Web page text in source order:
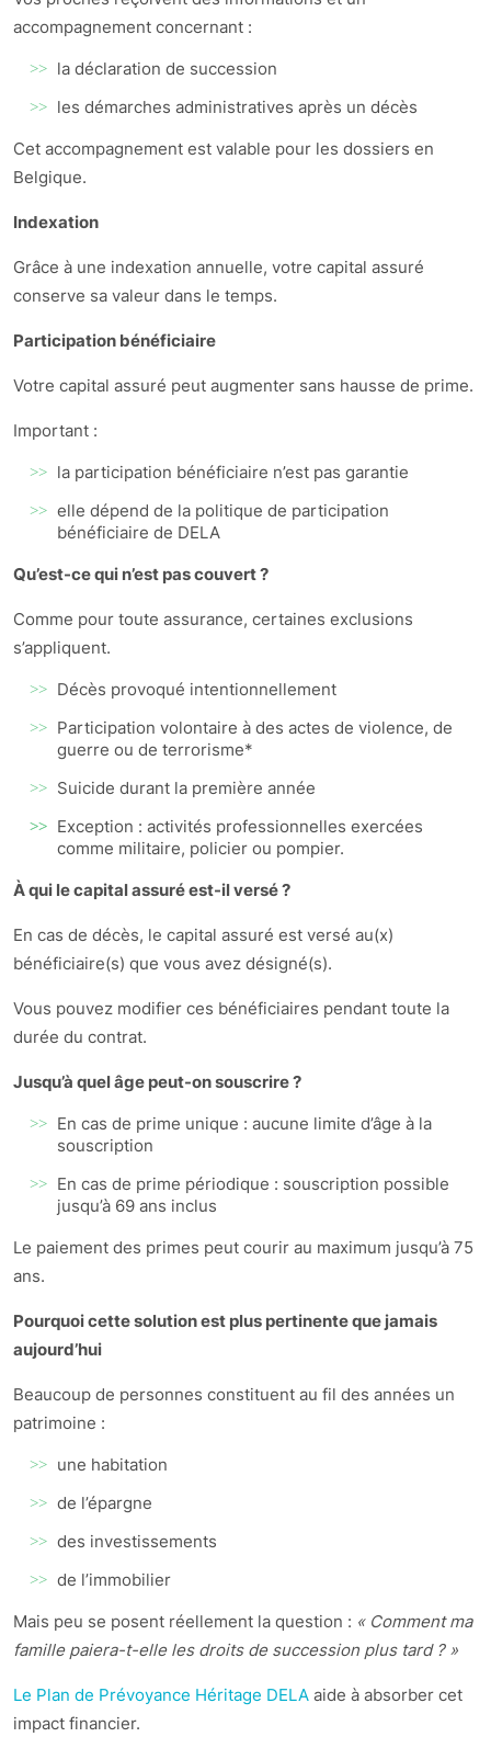
accompagnement concernant :
la déclaration de succession
les démarches administratives après un décès
Cet accompagnement est valable pour les dossiers en
Belgique.
Indexation
Grâce à une indexation annuelle, votre capital assuré
conserve sa valeur dans le temps.
Participation bénéficiaire
Votre capital assuré peut augmenter sans hausse de prime.
Important :
la participation bénéficiaire n’est pas garantie
elle dépend de la politique de participation
bénéficiaire de DELA
Qu’est-ce qui n’est pas couvert ?
Comme pour toute assurance, certaines exclusions
s’appliquent.
Décès provoqué intentionnellement
Participation volontaire à des actes de violence, de
guerre ou de terrorisme*
Suicide durant la première année
Exception : activités professionnelles exercées
comme militaire, policier ou pompier.
À qui le capital assuré est-il versé ?
En cas de décès, le capital assuré est versé au(x)
bénéficiaire(s) que vous avez désigné(s).
Vous pouvez modifier ces bénéficiaires pendant toute la
durée du contrat.
Jusqu’à quel âge peut-on souscrire ?
En cas de prime unique : aucune limite d’âge à la
souscription
En cas de prime périodique : souscription possible
jusqu’à 69 ans inclus
Le paiement des primes peut courir au maximum jusqu’à 75
ans.
Pourquoi cette solution est plus pertinente que jamais
aujourd’hui
Beaucoup de personnes constituent au fil des années un
patrimoine :
une habitation
de l’épargne
des investissements
de l’immobilier
Mais peu se posent réellement la question : « Comment ma
famille paiera-t-elle les droits de succession plus tard ? »
Le Plan de Prévoyance Héritage DELA aide à absorber cet
impact financier.